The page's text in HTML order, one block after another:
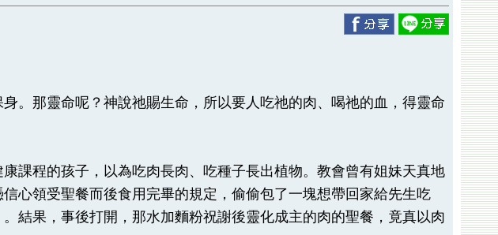
。那靈命呢？神說祂賜生命，所以要人吃祂的肉、喝祂的血，得靈命
課程的孩子，以為吃肉長肉、吃種子長出植物。教會曾有姐妹天真地
心領受聖餐而後食用完畢的規定，偷偷包了一塊想帶回家給先生吃
。結果，事後打開，那水加麵粉祝謝後靈化成主的肉的聖餐，竟真以肉